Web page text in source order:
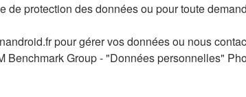
suite à votre demande dans les meilleurs
directement accéder aux données
vos données de contact. Si vous ne
les modalités indiquées à la rubrique
de protection des données ou pour toute
pour gérer vos données ou nous
Benchmark Group - "Données personnelles"